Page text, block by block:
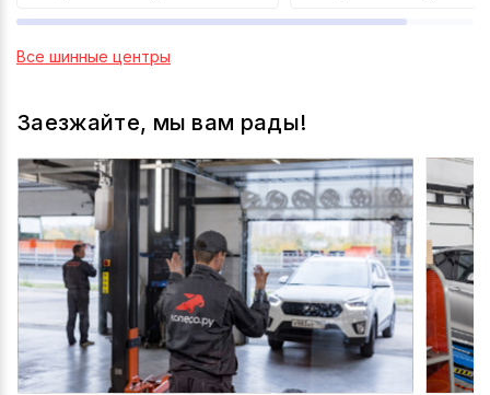
Все шинные центры
Заезжайте, мы вам рады!